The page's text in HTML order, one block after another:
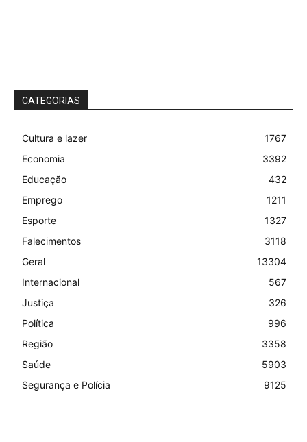
CATEGORIAS
Cultura e lazer
1767
Economia
3392
Educação
432
Emprego
1211
Esporte
1327
Falecimentos
3118
Geral
13304
Internacional
567
Justiça
326
Política
996
Região
3358
Saúde
5903
Segurança e Polícia
9125